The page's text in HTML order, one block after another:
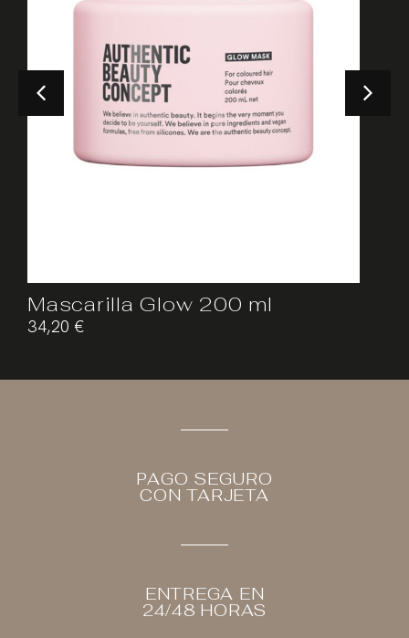
Mascarilla Glow 200 ml
34,20€
PAGO SEGURO
CON TARJETA
ENTREGA EN
24/48 HORAS